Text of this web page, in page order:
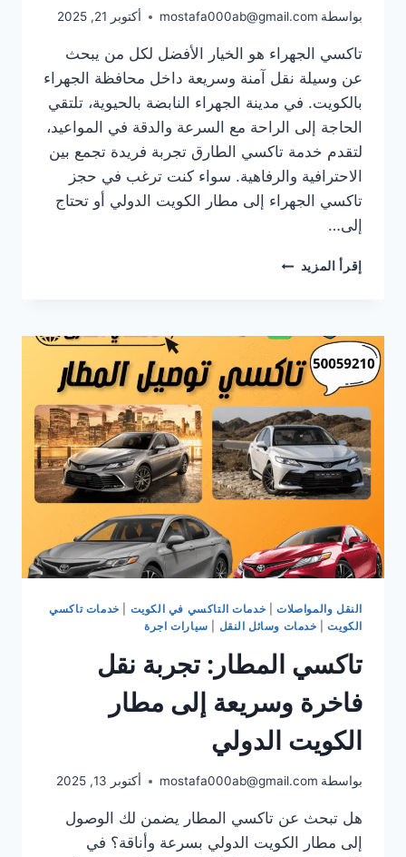
بواسطة mostafa000ab@gmail.com أكتوبر 21, 2025
تاكسي الجهراء هو الخيار الأفضل لكل من يبحث
عن وسيلة نقل آمنة وسريعة داخل محافظة الجهراء
بالكويت. في مدينة الجهراء النابضة بالحيوية، تلتقي
الحاجة إلى الراحة مع السرعة والدقة في المواعيد،
لتقدم خدمة تاكسي الطارق تجربة فريدة تجمع بين
الاحترافية والرفاهية. سواء كنت ترغب في حجز
تاكسي الجهراء إلى مطار الكويت الدولي أو تحتاج
إلى…
إقرأ المزيد تاكسي
النقل
السريع
والآمن
الكويت
2025
النقل والمواصلات| خدمات التاكسي في الكويت
خدمات تاكسي
الكويت| خدمات وسائل النقل سيارات اجرة
تاكسي المطار: تجربة نقل
فاخرة وسريعة إلى مطار
الكويت الدولي
بواسطة mostafa000ab@gmail.com أكتوبر 13, 2025
هل تبحث عن تاكسي المطار يضمن لك الوصول
إلى مطار الكويت الدولي بسرعة وأناقة؟ في